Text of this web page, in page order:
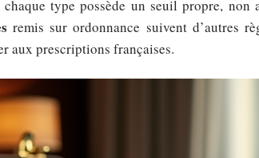
type possède un seuil propre,
remis sur ordonnance suivent d’autres
aux prescriptions françaises.